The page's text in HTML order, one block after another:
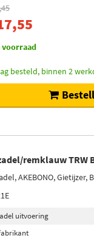
voorraad
besteld, binnen 2
remklauw TRW
AKEBONO, Gietijzer,
uitvoering